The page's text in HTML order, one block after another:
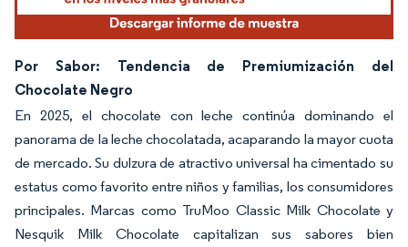
Por Sabor: Tendencia de Premiumización del
Chocolate Negro
En 2025, el chocolate con leche continúa dominando el
panorama de la leche chocolatada, acaparando la mayor cuota
de mercado. Su dulzura de atractivo universal ha cimentado su
estatus como favorito entre niños y familias, los consumidores
principales. Marcas como TruMoo Classic Milk Chocolate y
Nesquik Milk Chocolate capitalizan sus sabores bien